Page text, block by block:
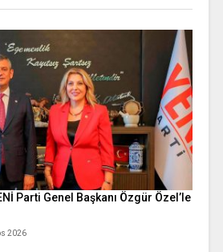
Parti Genel Başkanı Özgür Özel’le
2026